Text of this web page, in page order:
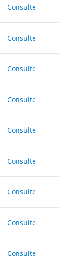
Consulte
Consulte
Consulte
Consulte
Consulte
Consulte
Consulte
Consulte
Consulte